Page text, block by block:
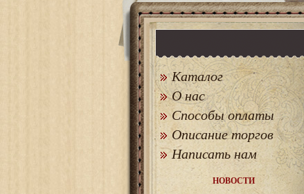
Каталог
О нас
Способы оплаты
Описание торгов
Написать нам
НОВОСТИ